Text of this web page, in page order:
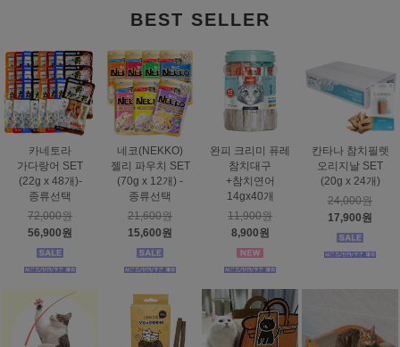
BEST SELLER
카네토라
가다랑어 SET
(22g x 48개)-
종류선택
72,000원
56,900원
네코(NEKKO)
젤리 파우치 SET
(70g x 12개) -
종류선택
21,600원
15,600원
완피 크리미 퓨레
참치대구
+참치연어
14gx40개
11,900원
8,900원
칸타나 참치필렛
오리지날 SET
(20g x 24개)
24,000원
17,900원